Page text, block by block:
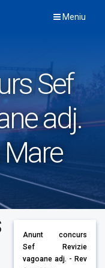
Meniu
Sef
adj.
Anunt concurs
Sef Revizie
vagoane adj. - Rev